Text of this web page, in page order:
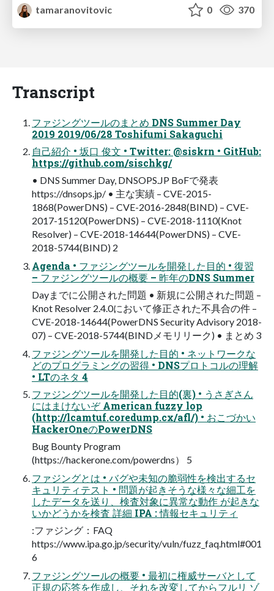
tamaranovitovic
0 370
Transcript
ファジングツールのまとめ DNS Summer Day
2019 2019/06/28 Toshifumi Sakaguchi
自己紹介 • 坂口 俊文 • Twitter: @siskrn • GitHub:
https://github.com/sischkg/
• DNS Summer Day, DNSOPS.JP BoFで発表
https://dnsops.jp/ • 主な実績 – CVE-2015-
1868(PowerDNS) – CVE-2016-2848(BIND) – CVE-
2017-15120(PowerDNS) – CVE-2018-1110(Knot
Resolver) – CVE-2018-14644(PowerDNS) – CVE-
2018-5744(BIND) 2
Agenda • ファジングツールを開発した目的 • 復習
– ファジングツールの概要 – 昨年のDNS Summer
Dayまでに公開された問題 • 新規に公開された問題 –
Knot Resolver 2.4.0において修正された不具合の件 –
CVE-2018-14644(PowerDNS Security Advisory 2018-
07) – CVE-2018-5744(BINDメモリリーク) • まとめ 3
ファジングツールを開発した目的 • ネットワークな
どのプログラミングの習得 • DNSプロトコルの理解
• LTのネタ 4
ファジングツールを開発した目的(裏) • うさぎさん
にはまけないぞ American fuzzy lop
(http://lcamtuf.coredump.cx/afl/) • おこづかい
HackerOneのPowerDNS
Bug Bounty Program
(https://hackerone.com/powerdns） 5
ファジングとは • バグや未知の脆弱性を検出するセ
キュリティテスト • 問題が起きそうな様々な細工を
したデータを送り、検査対象に異常な動作 が起きな
いかどうかを検査 詳細 IPA : 情報セキュリティ
:ファジング：FAQ
https://www.ipa.go.jp/security/vuln/fuzz_faq.html#001
6
ファジングツールの概要 • 最初に権威サーバとして
正規の応答を作成し、それを改変してからフルリ ゾ